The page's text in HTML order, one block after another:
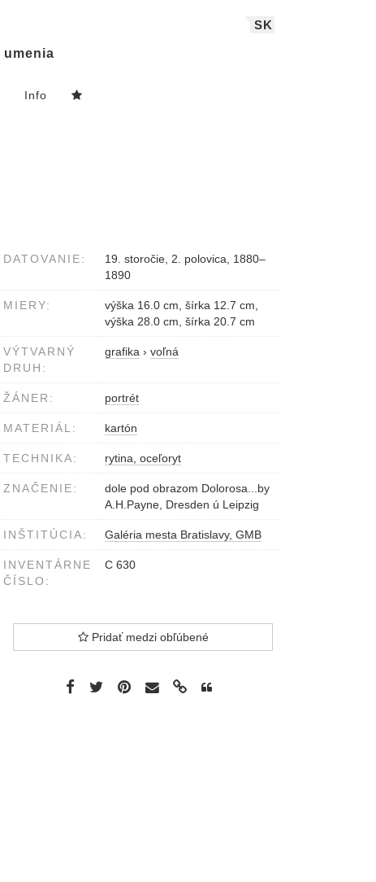
SK
umenia
Info
DATOVANIE:
19. storočie, 2. polovica, 1880–
1890
MIERY:
výška 16.0 cm, šírka 12.7 cm,
výška 28.0 cm, šírka 20.7 cm
VÝTVARNÝ
DRUH:
grafika › voľná
ŽÁNER: portrét
MATERIÁL: kartón
TECHNIKA: rytina, oceľoryt
ZNAČENIE:
dole pod obrazom Dolorosa...by
A.H.Payne, Dresden ú Leipzig
INŠTITÚCIA: Galéria mesta Bratislavy, GMB
INVENTÁRNE
ČÍSLO:
C 630
Pridať medzi obľúbené